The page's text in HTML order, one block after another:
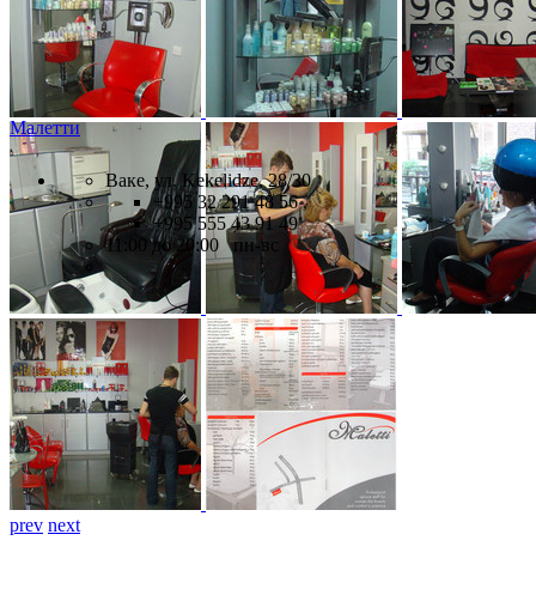
prev next
Малетти
Ваке, ул. Kekelidze, 28/30
+995 32 291 48 56 ,
+995 555 43 91 49
11:00 до 20:00 пн-вс